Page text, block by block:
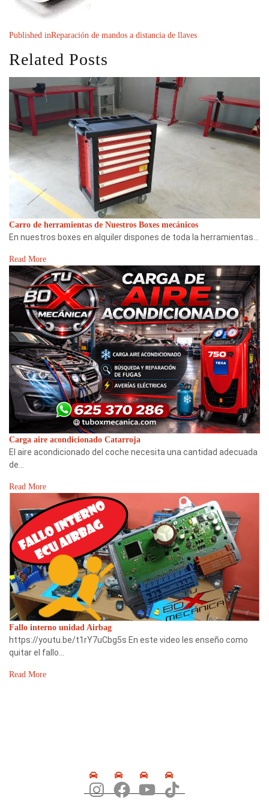
Published inReparación de mandos a distancia de llaves
Related Posts
Carro de herramientas de Nuestros Boxes mecánicos
En nuestros boxes en alquiler dispones de toda la herramientas…
Read More
Carga aire acondicionado Catarroja
El aire acondicionado del coche necesita una cantidad adecuada
de…
Read More
Fallo interno unidad Airbag
https://youtu.be/t1rY7uCbg5s En este video les enseño como
quitar el fallo…
Read More